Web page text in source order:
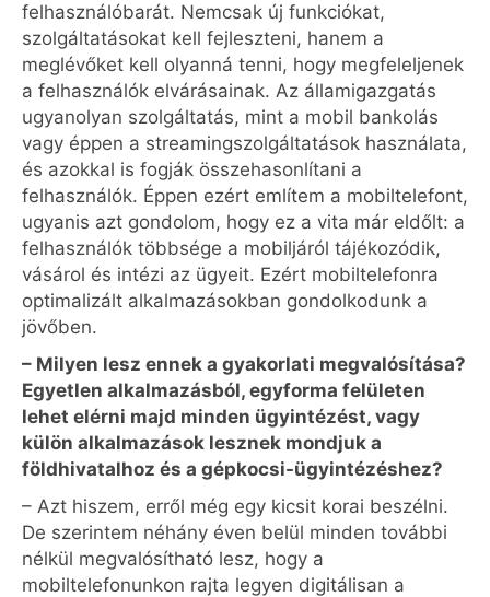
felhasználóbarát. Nemcsak új funkciókat,
szolgáltatásokat kell fejleszteni, hanem a
meglévőket kell olyanná tenni, hogy megfeleljenek
a felhasználók elvárásainak. Az államigazgatás
ugyanolyan szolgáltatás, mint a mobil bankolás
vagy éppen a streamingszolgáltatások használata,
és azokkal is fogják összehasonlítani a
felhasználók. Éppen ezért említem a mobiltelefont,
ugyanis azt gondolom, hogy ez a vita már eldőlt: a
felhasználók többsége a mobiljáról tájékozódik,
vásárol és intézi az ügyeit. Ezért mobiltelefonra
optimalizált alkalmazásokban gondolkodunk a
jövőben.
– Milyen lesz ennek a gyakorlati megvalósítása?
Egyetlen alkalmazásból, egyforma felületen
lehet elérni majd minden ügyintézést, vagy
külön alkalmazások lesznek mondjuk a
földhivatalhoz és a gépkocsi-ügyintézéshez?
– Azt hiszem, erről még egy kicsit korai beszélni.
De szerintem néhány éven belül minden további
nélkül megvalósítható lesz, hogy a
mobiltelefonunkon rajta legyen digitálisan a